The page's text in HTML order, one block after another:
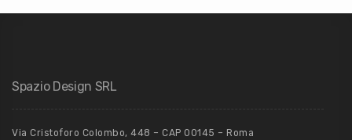
Spazio Design SRL
Via Cristoforo Colombo, 448 – CAP 00145 – Roma